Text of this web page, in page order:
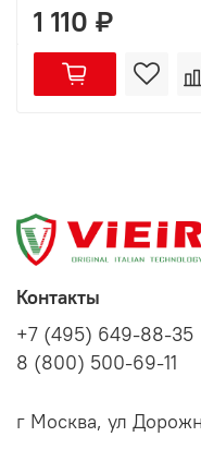
1 110 ₽
Контакты
+7 (495) 649-88-35
8 (800) 500-69-11
г Москва, ул